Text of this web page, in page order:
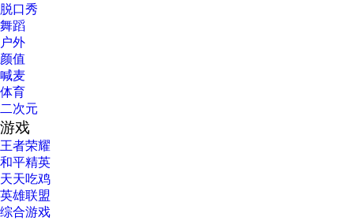
脱口秀
舞蹈
户外
颜值
喊麦
体育
二次元
游戏
王者荣耀
和平精英
天天吃鸡
英雄联盟
综合游戏